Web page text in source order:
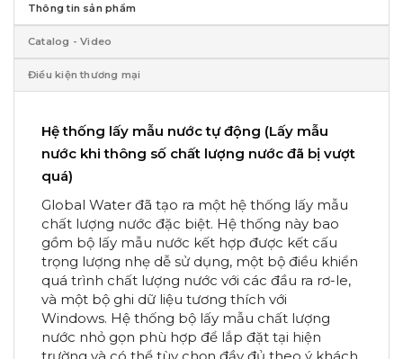
Thông tin sản phẩm
Catalog - Video
Điều kiện thương mại
Hệ thống lấy mẫu nước tự động (Lấy mẫu
nước khi thông số chất lượng nước đã bị vượt
quá)
Global Water đã tạo ra một hệ thống lấy mẫu
chất lượng nước đặc biệt. Hệ thống này bao
gồm bộ lấy mẫu nước kết hợp được kết cấu
trọng lượng nhẹ dễ sử dụng, một bộ điều khiển
quá trình chất lượng nước với các đầu ra rơ-le,
và một bộ ghi dữ liệu tương thích với
Windows. Hệ thống bộ lấy mẫu chất lượng
nước nhỏ gọn phù hợp để lắp đặt tại hiện